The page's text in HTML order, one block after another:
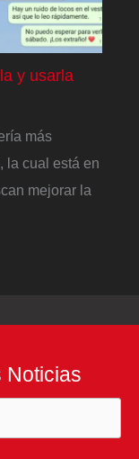
y usarla
más
la cual está en
mejorar la
Noticias